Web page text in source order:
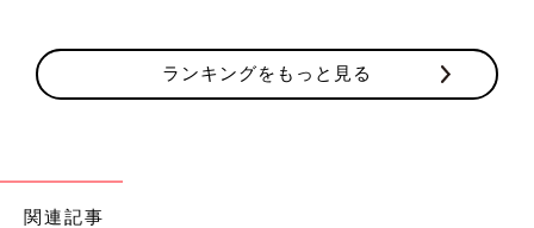
ランキングをもっと見る
関連記事